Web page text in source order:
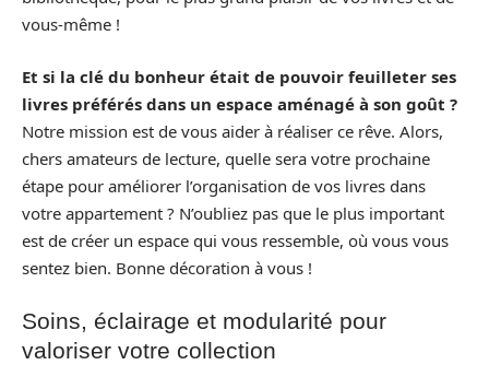
vous-même !
Et si la clé du bonheur était de pouvoir feuilleter ses
livres préférés dans un espace aménagé à son goût ?
Notre mission est de vous aider à réaliser ce rêve. Alors,
chers amateurs de lecture, quelle sera votre prochaine
étape pour améliorer l’organisation de vos livres dans
votre appartement ? N’oubliez pas que le plus important
est de créer un espace qui vous ressemble, où vous vous
sentez bien. Bonne décoration à vous !
Soins, éclairage et modularité pour
valoriser votre collection